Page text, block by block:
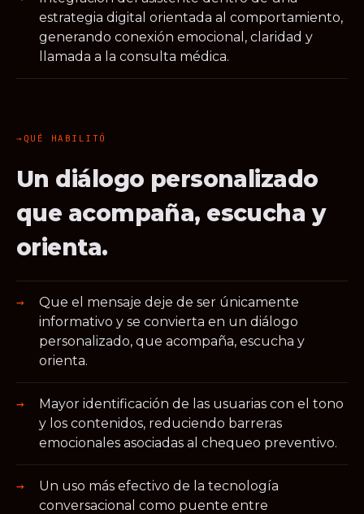
estrategia digital orientada al comportamiento,
generando conexión emocional, claridad y
llamada a la consulta médica.
QUÉ HABILITÓ
Un diálogo personalizado
que acompaña, escucha y
orienta.
Que el mensaje deje de ser únicamente
informativo y se convierta en un diálogo
personalizado, que acompaña, escucha y
orienta.
Mayor identificación de las usuarias con el tono
y los contenidos, reduciendo barreras
emocionales asociadas al chequeo preventivo.
Un uso más efectivo de la tecnología
conversacional como puente entre